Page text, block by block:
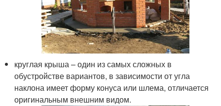
круглая крыша – один из самых сложных в
обустройстве вариантов, в зависимости от угла
наклона имеет форму конуса или шлема, отличается
оригинальным внешним видом.